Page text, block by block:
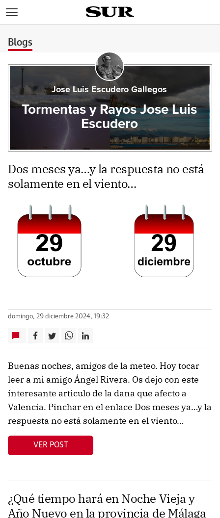
Blogs
Jose Luis Escudero Gallegos
Tormentas y Rayos Jose Luis
Escudero
Dos meses ya…y la respuesta no está
solamente en el viento…
domingo, 29 diciembre 2024, 19:32
Buenas noches, amigos de la meteo. Hoy tocar
leer a mi amigo Ángel Rivera. Os dejo con este
interesante articulo de la dana que afecto a
Valencia. Pinchar en el enlace Dos meses ya…y la
respuesta no está solamente en el viento…
VER POST
¿Qué tiempo hará en Noche Vieja y
Año Nuevo en la provincia de Málaga